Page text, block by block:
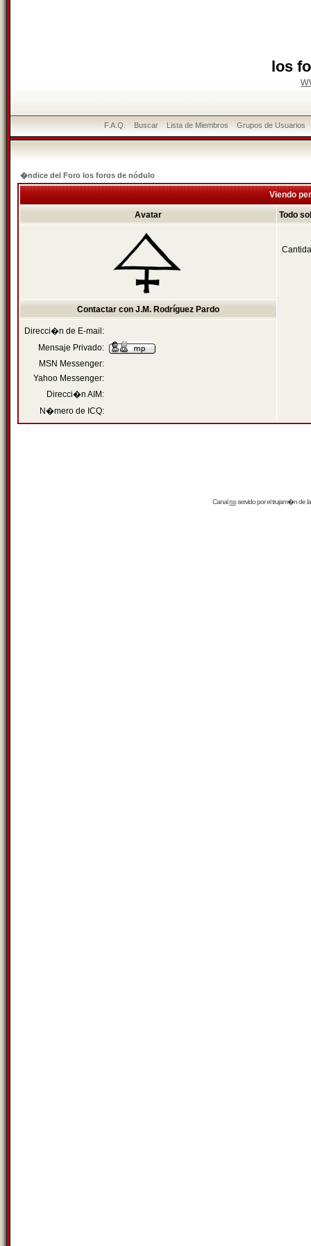
los
F.A.Q. Buscar Lista de Miembros Grupos de Usuarios
�ndice del Foro los foros de nódulo
Viendo
Avatar Todo
Contactar con J.M. Rodríguez Pardo
Direcci�n de E-mail:
Mensaje Privado:
MSN Messenger:
Yahoo Messenger:
Direcci�n AIM:
N�mero de ICQ:
Canalrssservido por eltrujam�nde